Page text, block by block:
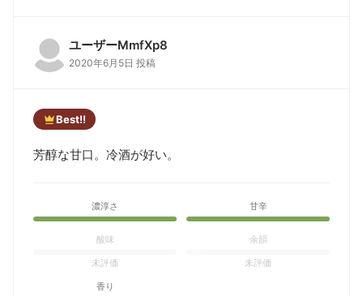
ユーザーMmfXp8
2020年6月5日 投稿
Best!!
芳醇な甘口。冷酒が好い。
濃淳さ 甘辛
酸味
未評価
余韻
未評価
香り